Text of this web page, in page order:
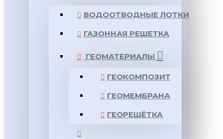
ВОДООТВОДНЫЕ ЛОТКИ
ГАЗОННАЯ РЕШЕТКА
ГЕОМАТЕРИАЛЫ
ГЕОКОМПОЗИТ
ГЕОМЕМБРАНА
ГЕОРЕШЁТКА